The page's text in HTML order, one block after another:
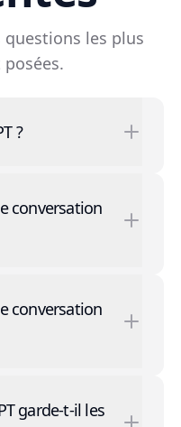
questions les plus
?
conversation
conversation
garde-t-il les